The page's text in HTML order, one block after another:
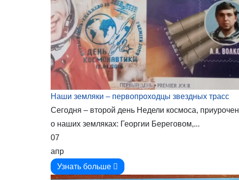
Наши земляки – первопроходцы звездных трасс
Сегодня – второй день Недели космоса,
о наших земляках: Георгии Береговом,...
07
апр
Узнать больше